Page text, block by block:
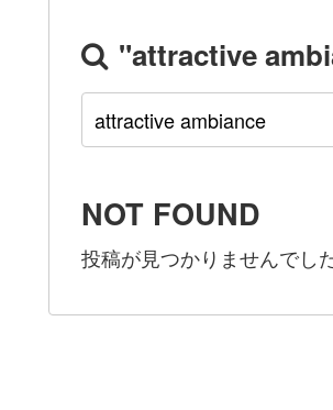
"attractive
NOT FOUND
投稿が見つかりませんでした